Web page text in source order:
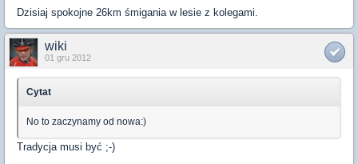
Dzisiaj spokojne 26km śmigania w lesie z kolegami.
wiki
01 gru 2012
Cytat
No to zaczynamy od nowa:)
Tradycja musi być ;-)